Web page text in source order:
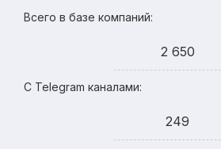
Всего в базе компаний:
2 650
С Telegram каналами:
249